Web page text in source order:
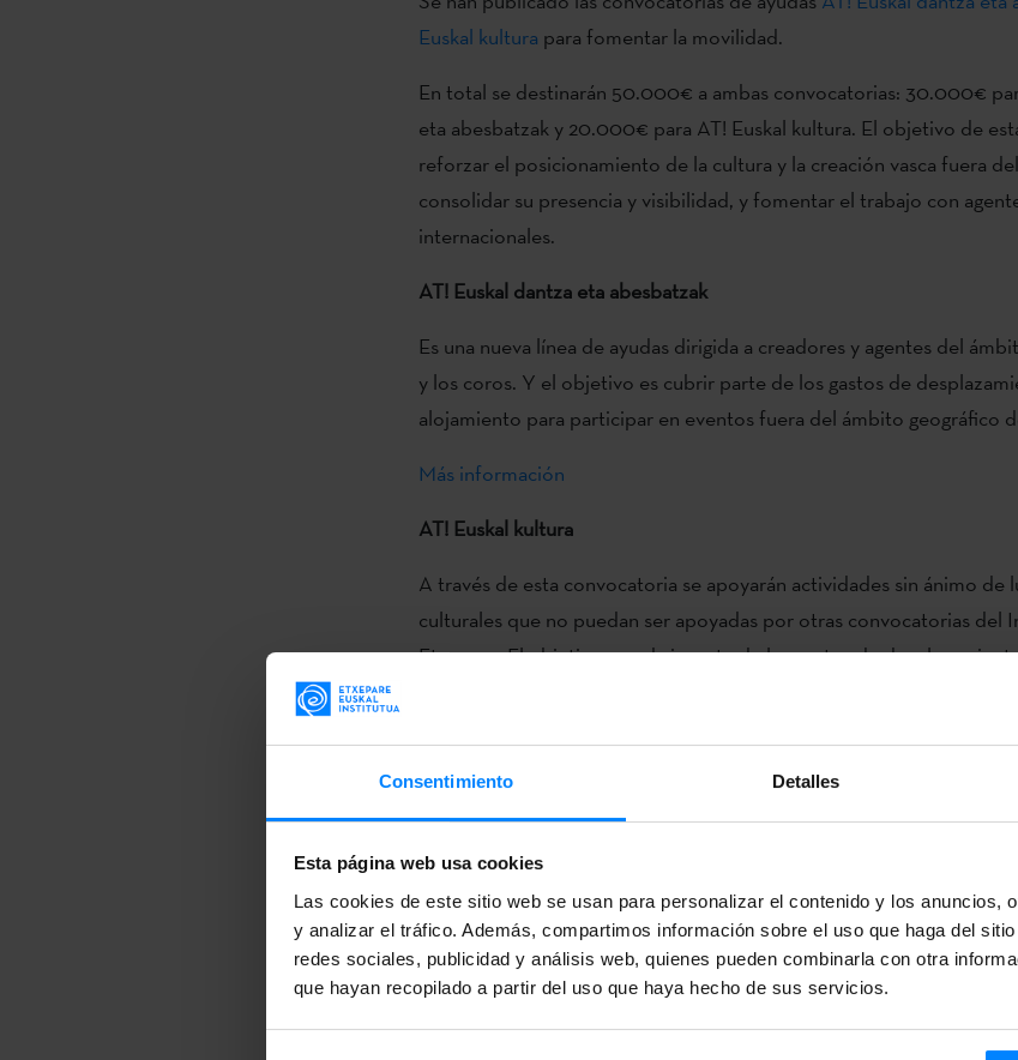
Consentimiento Detalles
Esta página web usa cookies
Las cookies de este sitio web se usan para personalizar el contenido y los anuncios,
y analizar el tráfico. Además, compartimos información sobre el uso que haga del
redes sociales, publicidad y análisis web, quienes pueden combinarla con otra
que hayan recopilado a partir del uso que haya hecho de sus servicios.
Euskal kultura para fomentar la movilidad.
En total se destinarán 50.000€ a ambas convocatorias: 30.000€
eta abesbatzak y 20.000€ para AT! Euskal kultura. El objetivo de
reforzar el posicionamiento de la cultura y la creación vasca fuera
consolidar su presencia y visibilidad, y fomentar el trabajo con
internacionales.
AT! Euskal dantza eta abesbatzak
Es una nueva línea de ayudas dirigida a creadores y agentes del
y los coros. Y el objetivo es cubrir parte de los gastos de
alojamiento para participar en eventos fuera del ámbito geográfico
Más información
AT! Euskal kultura
A través de esta convocatoria se apoyarán actividades sin ánimo de
culturales que no puedan ser apoyadas por otras convocatorias del
Etxepare. El objetivo es cubrir parte de los gastos de
Más información
El procedimiento de adjudicación se realizará mediante concurso.
adjudicarán empezando por las solicitudes que obtengan la
proporción a la puntuación obtenida, hasta que se agoten los
destinados a tal fin.